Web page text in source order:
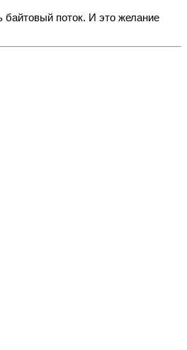
байтовый поток. И это желание